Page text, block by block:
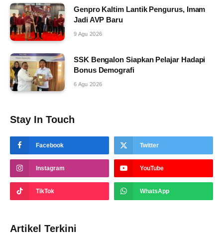
Genpro Kaltim Lantik Pengurus, Imam
Jadi AVP Baru
9 Agu 2026
SSK Bengalon Siapkan Pelajar Hadapi
Bonus Demografi
6 Agu 2026
Stay In Touch
Facebook Twitter
Instagram YouTube
TikTok WhatsApp
Artikel Terkini